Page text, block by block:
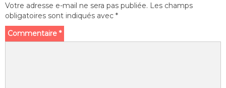
Votre adresse e-mail ne sera pas publiée. Les champs
obligatoires sont indiqués avec *
Commentaire *